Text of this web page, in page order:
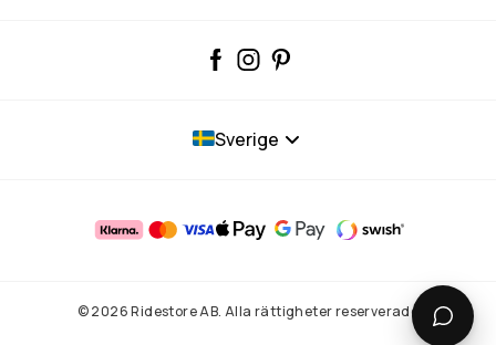
Sverige
© 2026 Ridestore AB. Alla rättigheter reserverade